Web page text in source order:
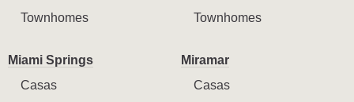
Townhomes
Townhomes
Miami Springs
Casas
Miramar
Casas